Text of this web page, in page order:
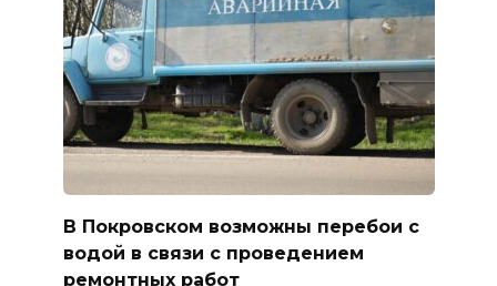
В Покровском возможны перебои с
водой в связи с проведением
ремонтных работ